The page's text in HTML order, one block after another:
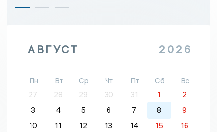
АВГУСТ 2026
Пн Вт Ср Чт Пт Сб
Вс
27
28 29 30 31 1
2
3
4 5 6 7 8
9
10
11 12 13 14 15
16